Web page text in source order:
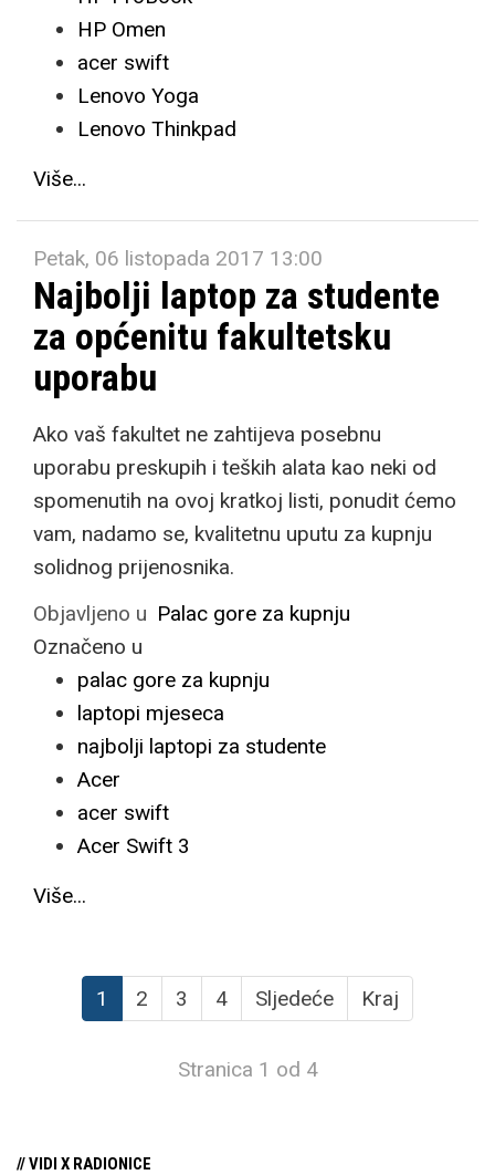
HP Omen
acer swift
Lenovo Yoga
Lenovo Thinkpad
Više...
Petak, 06 listopada 2017 13:00
Najbolji laptop za studente
za općenitu fakultetsku
uporabu
Ako vaš fakultet ne zahtijeva posebnu
uporabu preskupih i teških alata kao neki od
spomenutih na ovoj kratkoj listi, ponudit ćemo
vam, nadamo se, kvalitetnu uputu za kupnju
solidnog prijenosnika.
Objavljeno u Palac gore za kupnju
Označeno u
palac gore za kupnju
laptopi mjeseca
najbolji laptopi za studente
Acer
acer swift
Acer Swift 3
Više...
1 2 3 4 Sljedeće Kraj
Stranica 1 od 4
// VIDI X RADIONICE